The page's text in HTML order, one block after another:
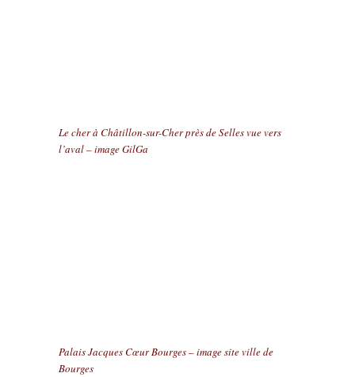
Le cher à Châtillon-sur-Cher près de Selles vue vers
l’aval – image GilGa
Palais Jacques Cœur Bourges – image site ville de
Bourges